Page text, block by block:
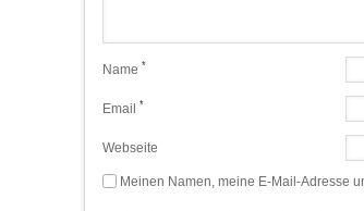
Name *
Email *
Webseite
Meinen Namen, meine E-Mail-Adresse